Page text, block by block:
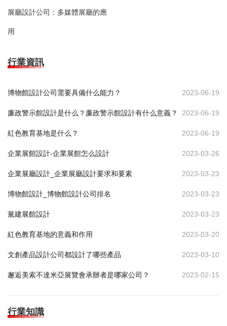
展廳設計公司：多媒體展廳的應
用
行業資訊
博物館設計公司需要具備什么能力？ 2023-06-19
廉政警示館設計是什么？廉政警示館設計有什么意義？ 2023-06-19
紅色教育基地是什么？ 2023-06-19
企業展館設計-企業展館怎么設計 2023-03-26
企業展廳設計_企業展廳設計要求和要素 2023-03-23
博物館設計_博物館設計公司排名 2023-03-23
黨建展館設計 2023-03-23
紅色教育基地的意義和作用 2023-03-20
文創產品設計公司都設計了哪些產品 2023-03-10
邂逅美索不達米亞展覽會承辦者是哪家公司？ 2023-02-15
行業知識